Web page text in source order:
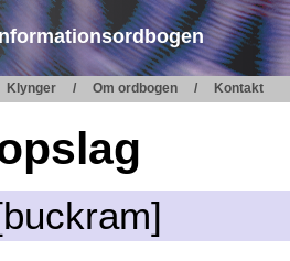
Klynger Om ordbogen Kontakt